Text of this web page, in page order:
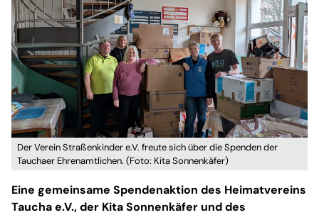
Der Verein Straßenkinder e.V. freute sich über die Spenden der
Tauchaer Ehrenamtlichen. (Foto: Kita Sonnenkäfer)
Eine gemeinsame Spendenaktion des Heimatvereins
Taucha e.V., der Kita Sonnenkäfer und des